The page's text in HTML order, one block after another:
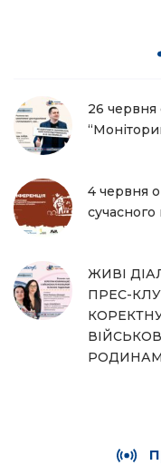
26 червня
4 червня
ЖИВІ
ПРЕС-